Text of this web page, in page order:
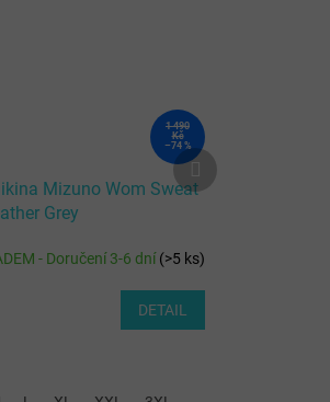
1 490
Kč
–74 %
Mizuno Wom Sweat
Grey
- Doručení 3-6 dní(>5 ks)
DETAIL
Další